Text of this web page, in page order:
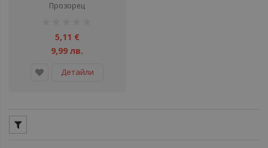
Прозорец
5,11 €
9,99 лв.
Детайли